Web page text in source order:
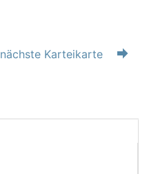
nächste Karteikarte